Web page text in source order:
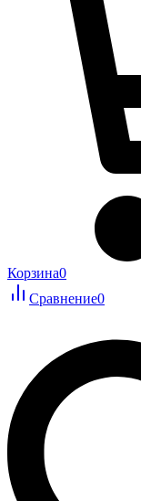
Корзина0
Сравнение0